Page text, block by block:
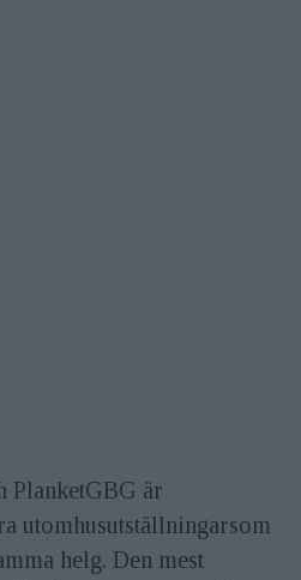
PlanketGBG är
utomhusutställningarsom
helg. Den mest